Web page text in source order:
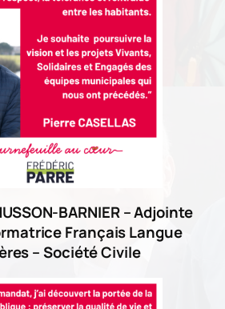
BARNIER – Adjointe
Français Langue
– Société Civile